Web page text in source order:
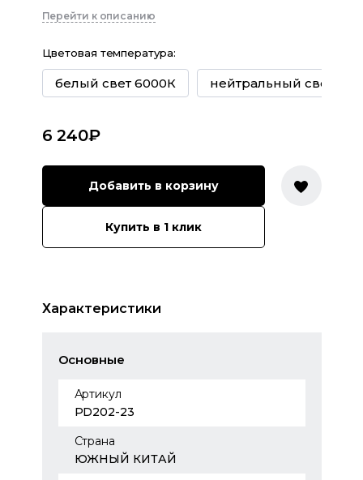
Перейти к описанию
Цветовая температура:
белый свет 6000К нейтральный свет
6 240₽
Добавить в корзину
Купить в 1 клик
Характеристики
Основные
Артикул
PD202-23
Страна
ЮЖНЫЙ КИТАЙ